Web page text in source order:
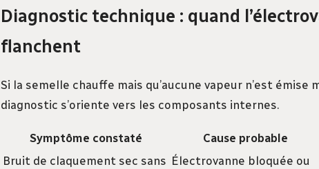
Diagnostic technique : quand
flanchent
Si la semelle chauffe mais qu’aucune vapeur n’est
diagnostic s’oriente vers les composants internes.
Symptôme constaté Cause probable
Bruit de claquement sec sans Électrovanne bloquée ou